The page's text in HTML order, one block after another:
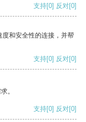
支持[0] 反对[0]
和安全性的连接，并帮
支持[0] 反对[0]
。
支持[0] 反对[0]